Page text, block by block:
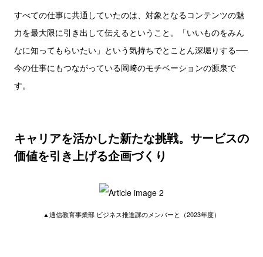
すべての仕事に共通していたのは、対象となるコンテンツの魅
力を最大限に引き出して伝えるということ。「いいものをみん
なに知ってもらいたい」という気持ちでとことん深堀りする──
今の仕事にもつながっている岡﨑のモチベーションの源泉で
す。
キャリアを活かした新たな挑戦。サービスの
価値を引き上げる企画づくり
▲通信教育事業部 ビジネス推進課のメンバーと（2023年度）